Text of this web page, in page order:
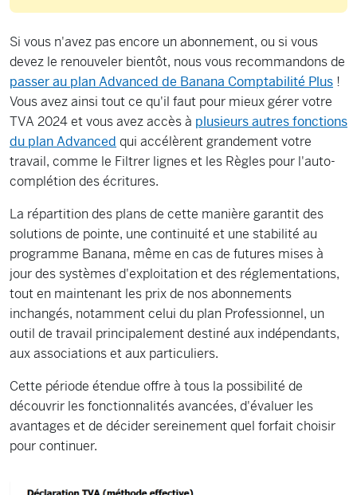
Si vous n'avez pas encore un abonnement, ou si vous
devez le renouveler bientôt, nous vous recommandons de
passer au plan Advanced de Banana Comptabilité Plus !
Vous avez ainsi tout ce qu'il faut pour mieux gérer votre
TVA 2024 et vous avez accès à plusieurs autres fonctions
du plan Advanced qui accélèrent grandement votre
travail, comme le Filtrer lignes et les Règles pour l'auto-
complétion des écritures.
La répartition des plans de cette manière garantit des
solutions de pointe, une continuité et une stabilité au
programme Banana, même en cas de futures mises à
jour des systèmes d'exploitation et des réglementations,
tout en maintenant les prix de nos abonnements
inchangés, notamment celui du plan Professionnel, un
outil de travail principalement destiné aux indépendants,
aux associations et aux particuliers.
Cette période étendue offre à tous la possibilité de
découvrir les fonctionnalités avancées, d'évaluer les
avantages et de décider sereinement quel forfait choisir
pour continuer.